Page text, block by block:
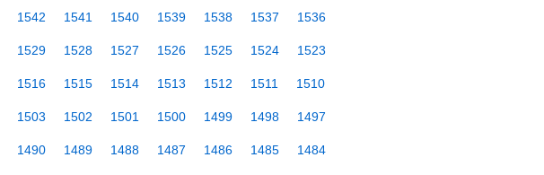
1542 1541 1540 1539 1538 1537 1536
1529 1528 1527 1526 1525 1524 1523
1516 1515 1514 1513 1512 1511 1510
1503 1502 1501 1500 1499 1498 1497
1490 1489 1488 1487 1486 1485 1484